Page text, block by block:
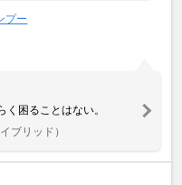
プー
困ることはない。
ブリッド）